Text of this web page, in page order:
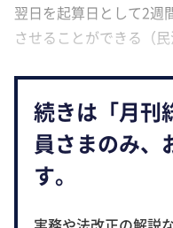
翌日を起算日として2週
させることができる（民
続きは「月刊
員さまのみ、
す。